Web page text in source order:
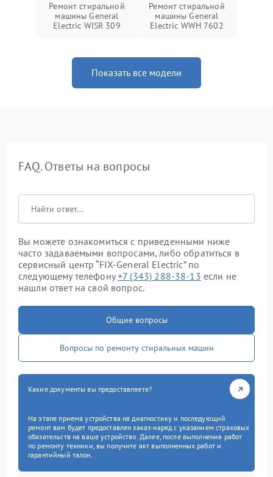
Ремонт стиральной
машины General
Electric WISR 309
Ремонт стиральной
машины General
Electric WWH 7602
Показать все модели
FAQ. Ответы на вопросы
Вы можете ознакомиться с приведенными ниже
часто задаваемыми вопросами, либо обратиться в
сервисный центр “FIX-General Electric” по
следующему телефону+7 (343) 288-38-13 если не
нашли ответ на свой вопрос.
Общие вопросы
Вопросы по ремонту стиральных машин
Какие документы вы предоставляете?
На этапе приема устройства на диагностику и последующий
ремонт вам будет предоставлен заказ-наряд с указанием страховых
обязательств на ваше устройство. Далее, после выполнения работ
по ремонту техники, вы получите акт выполненных работ и
гарантийный талон.